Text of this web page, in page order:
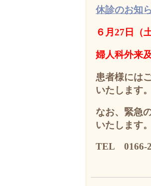
休診のお知
６月27日（土
婦人科外来
患者様には
いたします。
なお、緊急
いたします。
TEL 0166-